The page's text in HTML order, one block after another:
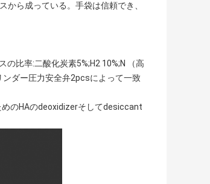
ら成っている。手袋は信頼でき、
比率:二酸化炭素5%;H2 10%;N （高
ンダー圧力安全弁2pcsによって一致
のHAのdeoxidizerそしてdesiccant